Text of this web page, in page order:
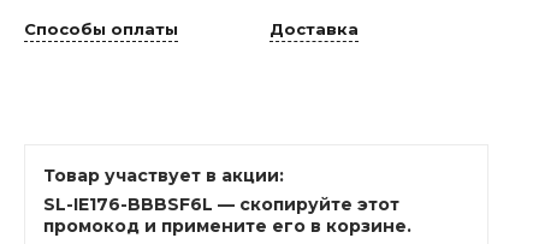
Способы оплаты Доставка
Товар участвует в акции:
SL-IE176-BBBSF6L — скопируйте этот
промокод и примените его в корзине.